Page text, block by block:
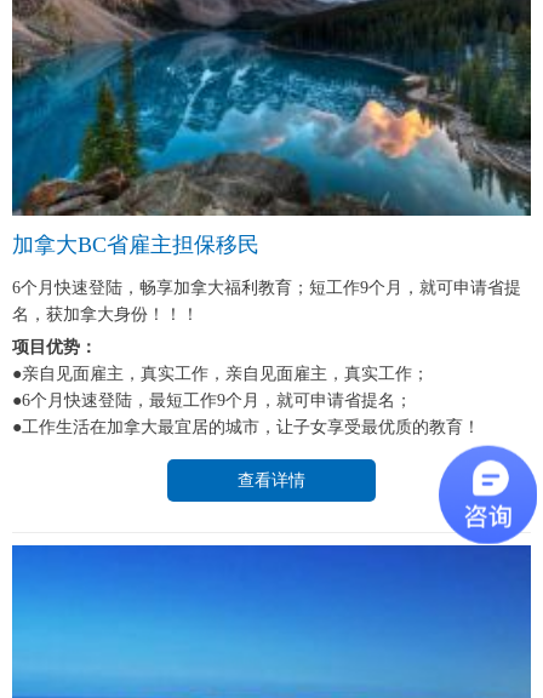
加拿大BC省雇主担保移民
6个月快速登陆，畅享加拿大福利教育；短工作9个月，就可申请省提
名，获加拿大身份！！！
项目优势：
●亲自见面雇主，真实工作，亲自见面雇主，真实工作；
●6个月快速登陆，最短工作9个月，就可申请省提名；
●工作生活在加拿大最宜居的城市，让子女享受最优质的教育！
查看详情